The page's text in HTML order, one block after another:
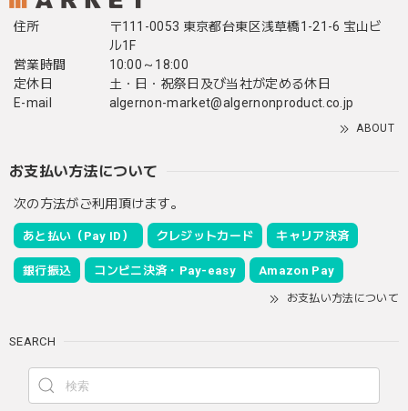
住所
〒111-0053 東京都台東区浅草橋1-21-6 宝山ビ
ル1F
営業時間
10:00～18:00
定休日
土・日・祝祭日及び当社が定める休日
E-mail
algernon-market@algernonproduct.co.jp
ABOUT
お支払い方法について
次の方法がご利用頂けます。
あと払い（Pay ID） クレジットカード キャリア決済
銀行振込 コンビニ決済・Pay-easy Amazon Pay
お支払い方法について
SEARCH